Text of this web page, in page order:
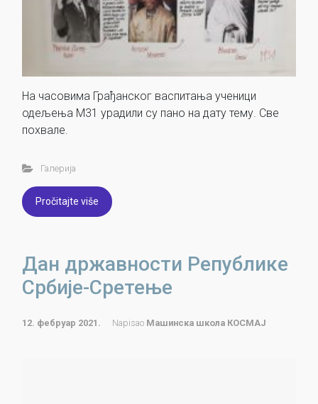
На часовима Грађанског васпитања ученици
одељења М31 урадили су пано на дату тему. Све
похвале.
Галерија
Pročitajte više
Дан државности Републике
Србије-Сретење
12. фебруар 2021. Napisao Машинска школа КОСМАЈ